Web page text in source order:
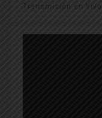
Transmisión en Vivo